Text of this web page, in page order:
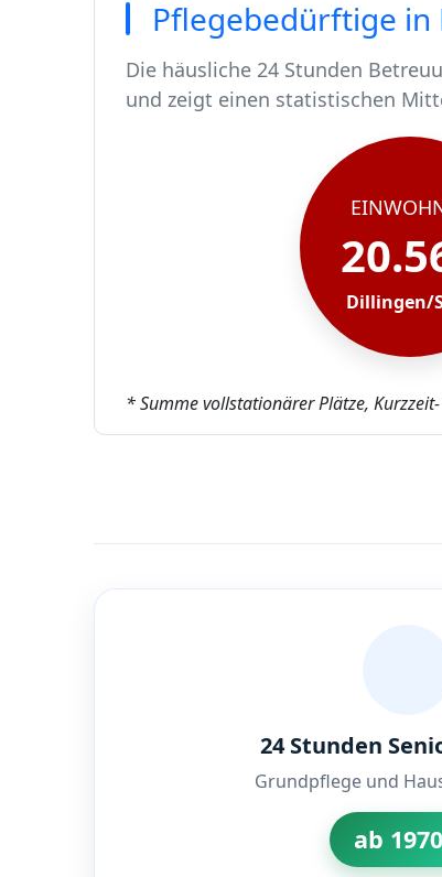
Pflegebedürftige in
Die häusliche 24 Stunden
und zeigt einen statistischen
In Dillingen/Saar leben rund
Von diesen 20563 Einwohnern
Ca. 201 dieser
Der Großteil der
Dillingen/
* Summe vollstationärer Plätze,
24 Stunden
Grundpflege und
ab